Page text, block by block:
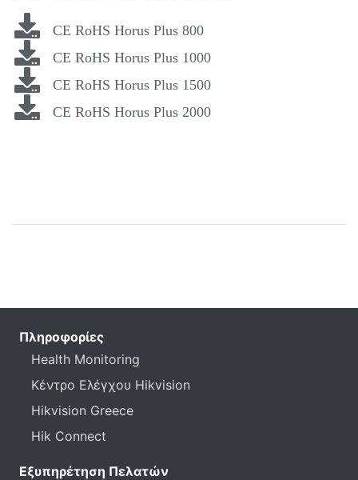
CE RoHS Horus Plus 800
CE RoHS Horus Plus 1000
CE RoHS Horus Plus 1500
CE RoHS Horus Plus 2000
Πληροφορίες
Health Monitoring
Κέντρο Ελέγχου Hikvision
Hikvision Greece
Hik Connect
Εξυπηρέτηση Πελατών